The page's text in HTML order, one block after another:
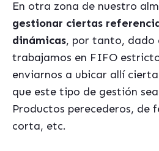
En otra zona de nuestro
gestionar ciertas
dinámicas, por tanto, dado
trabajamos en FIFO
enviarnos a ubicar allí
que este tipo de gestión
Productos perecederos, de
corta, etc.